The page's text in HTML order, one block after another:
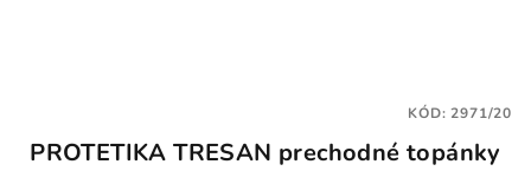
PROTETIKA TRESAN prechodné topánky
KÓD:2971/20